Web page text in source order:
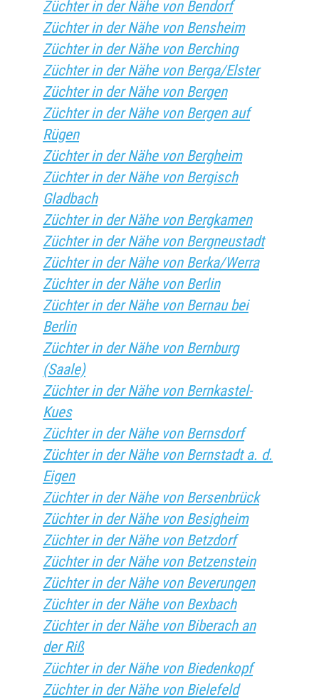
Züchter in der Nähe von Bendorf
Züchter in der Nähe von Bensheim
Züchter in der Nähe von Berching
Züchter in der Nähe von Berga/Elster
Züchter in der Nähe von Bergen
Züchter in der Nähe von Bergen auf
Rügen
Züchter in der Nähe von Bergheim
Züchter in der Nähe von Bergisch
Gladbach
Züchter in der Nähe von Bergkamen
Züchter in der Nähe von Bergneustadt
Züchter in der Nähe von Berka/Werra
Züchter in der Nähe von Berlin
Züchter in der Nähe von Bernau bei
Berlin
Züchter in der Nähe von Bernburg
(Saale)
Züchter in der Nähe von Bernkastel-
Kues
Züchter in der Nähe von Bernsdorf
Züchter in der Nähe von Bernstadt a. d.
Eigen
Züchter in der Nähe von Bersenbrück
Züchter in der Nähe von Besigheim
Züchter in der Nähe von Betzdorf
Züchter in der Nähe von Betzenstein
Züchter in der Nähe von Beverungen
Züchter in der Nähe von Bexbach
Züchter in der Nähe von Biberach an
der Riß
Züchter in der Nähe von Biedenkopf
Züchter in der Nähe von Bielefeld